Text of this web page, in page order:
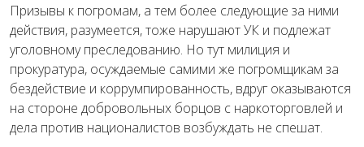
Призывы к погромам, а тем более следующие за ними
действия, разумеется, тоже нарушают УК и подлежат
уголовному преследованию. Но тут милиция и
прокуратура, осуждаемые самими же погромщикам за
бездействие и коррумпированность, вдруг оказываются
на стороне добровольных борцов с наркоторговлей и
дела против националистов возбуждать не спешат.